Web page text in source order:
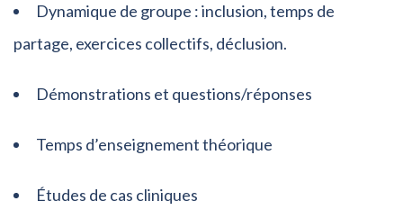
Dynamique de groupe : inclusion, temps de
partage, exercices collectifs, déclusion.
Démonstrations et questions/réponses
Temps d’enseignement théorique
Études de cas cliniques